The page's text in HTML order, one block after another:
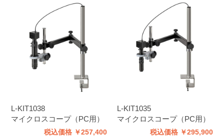
L-KIT1038
マイクロスコープ（PC用）
税込価格 ￥257,400
L-KIT1035
マイクロスコープ（PC用）
税込価格 ￥295,900